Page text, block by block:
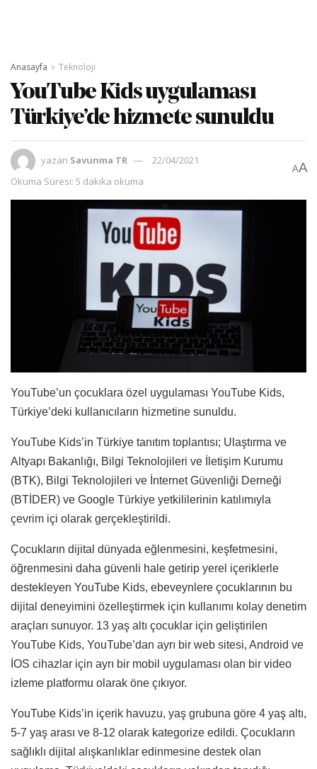
Anasayfa Teknoloji
YouTube Kids uygulaması
Türkiye’de hizmete sunuldu
yazan Savunma TR
22/04/2021
Okuma Süresi: 5 dakika okuma
AA
YouTube’un çocuklara özel uygulaması YouTube Kids,
Türkiye’deki kullanıcıların hizmetine sunuldu.
YouTube Kids’in Türkiye tanıtım toplantısı; Ulaştırma ve
Altyapı Bakanlığı, Bilgi Teknolojileri ve İletişim Kurumu
(BTK), Bilgi Teknolojileri ve İnternet Güvenliği Derneği
(BTİDER) ve Google Türkiye yetkililerinin katılımıyla
çevrim içi olarak gerçekleştirildi.
Çocukların dijital dünyada eğlenmesini, keşfetmesini,
öğrenmesini daha güvenli hale getirip yerel içeriklerle
destekleyen YouTube Kids, ebeveynlere çocuklarının bu
dijital deneyimini özelleştirmek için kullanımı kolay denetim
araçları sunuyor. 13 yaş altı çocuklar için geliştirilen
YouTube Kids, YouTube’dan ayrı bir web sitesi, Android ve
İOS cihazlar için ayrı bir mobil uygulaması olan bir video
izleme platformu olarak öne çıkıyor.
YouTube Kids’in içerik havuzu, yaş grubuna göre 4 yaş altı,
5-7 yaş arası ve 8-12 olarak kategorize edildi. Çocukların
sağlıklı dijital alışkanlıklar edinmesine destek olan